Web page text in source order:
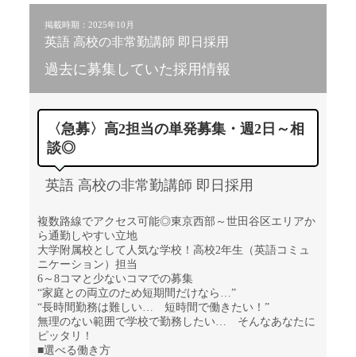
掲載時期：2025年10月
英語 高校の非常勤講師 即日採用
過去に募集していた採用情報
〈急募〉高2担当の単発募集・週2日～相
談◎
英語 高校の非常勤講師 即日採用
複数路線でアクセス可能◎東京西部～世田谷区エリアか
ら通勤しやすい立地
大学附属校として人気な学校！高校2年生（英語コミュ
ニケーション）担当
6～8コマと少ないコマでの募集
“家庭との両立のため短期間だけなら…”
“長時間勤務は難しい… 短時間で働きたい！”
無理のない範囲で学校で勤務したい… そんなあなたに
ピッタリ！
■選べる働き方